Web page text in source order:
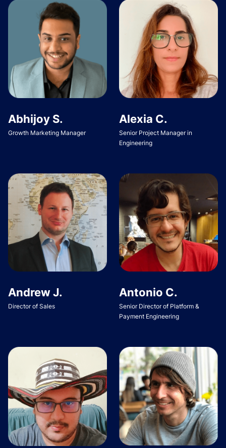
Abhijoy S.
Growth Marketing Manager
Alexia C.
Senior Project Manager in
Engineering
Andrew J.
Director of Sales
Antonio C.
Senior Director of Platform &
Payment Engineering